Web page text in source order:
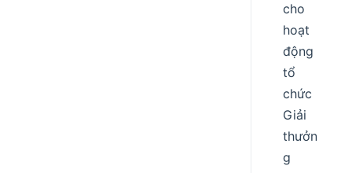
cho
hoạt
động
tổ
chức
Giải
thưởn
g